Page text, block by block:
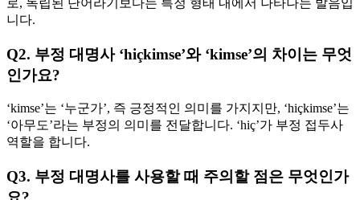
로, 독립된 단어라기보다는 특정 형태 내에서 나타나는 발음입
니다.
Q2. 부정 대명사 ‘hiçkimse’와 ‘kimse’의 차이는 무엇
인가요?
‘kimse’는 ‘누군가’, 즉 긍정적인 의미를 가지지만, ‘hiçkimse’는
‘아무도’라는 부정의 의미를 전달합니다. ‘hiç’가 부정 접두사
역할을 합니다.
Q3. 부정 대명사를 사용할 때 주의할 점은 무엇인가